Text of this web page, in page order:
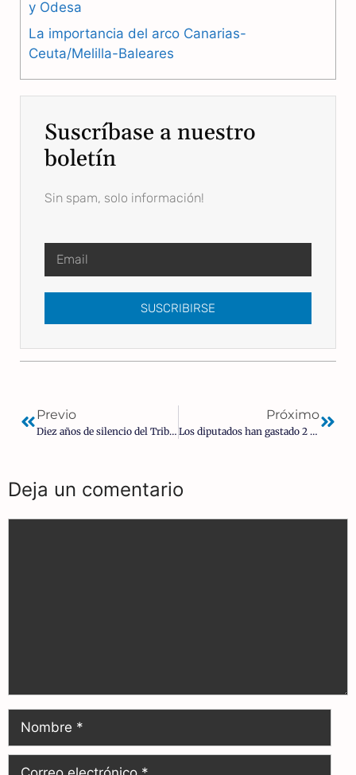
y Odesa
La importancia del arco Canarias-
Ceuta/Melilla-Baleares
Suscríbase a nuestro
boletín
Sin spam, solo información!
SUSCRIBIRSE
Previo
Diez años de silencio del Tribunal Constitucional en el aborto
Próximo
Los diputados han gastado 2 millones € en dietas en la alarma
Deja un comentario